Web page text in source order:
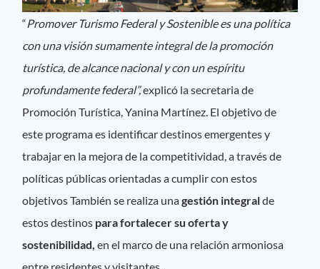
“Promover Turismo Federal y Sostenible es una política
con una visión sumamente integral de la promoción
turística, de alcance nacional y con un espíritu
profundamente federal”,explicó la secretaria de
Promoción Turística, Yanina Martínez. El objetivo de
este programa es identificar destinos emergentes y
trabajar en la mejora de la competitividad, a través de
políticas públicas orientadas a cumplir con estos
objetivos También se realiza unagestión integralde
estos destinos para fortalecer su oferta y
sostenibilidad, en el marco de una relación armoniosa
entre residentes y visitantes.